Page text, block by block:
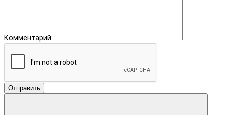
Комментарий:
Отправить